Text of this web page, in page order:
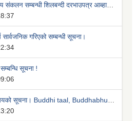
दोस्रो पटक आन्तरिक आय संकलन सम्बन्धी शिलबन्दी दरभाउपत्र आब्हान सम्बन्धी सूचना(कृषि साप्ताहिक हाटबजार) ।
गरिएको सम्बन्धी सूचना।
सूचना !